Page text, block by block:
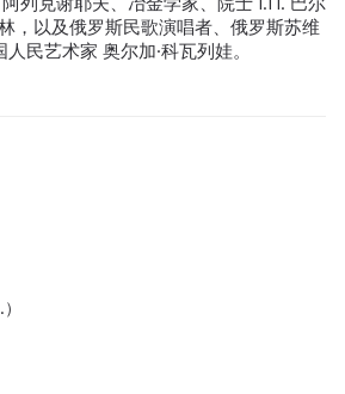
，以及俄罗斯民歌演唱者、俄罗斯苏维
民艺术家 奥尔加·科瓦列娃。